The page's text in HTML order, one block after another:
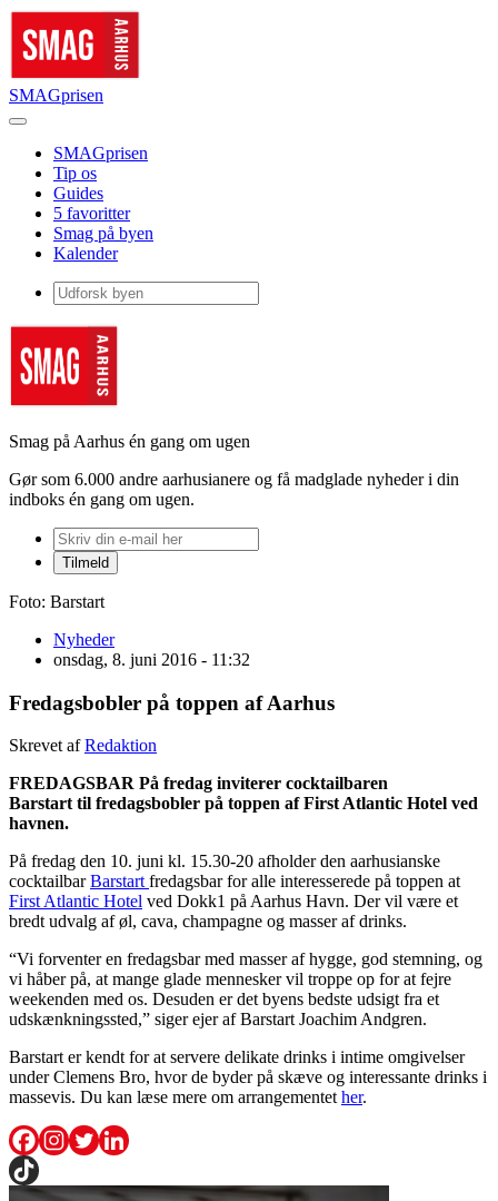
SMAGprisen
SMAGprisen
Tip os
Guides
5 favoritter
Smag på byen
Kalender
Smag på Aarhus én gang om ugen
Gør som 6.000 andre aarhusianere og få madglade nyheder i din
indboks én gang om ugen.
Foto: Barstart
Nyheder
onsdag, 8. juni 2016 - 11:32
Fredagsbobler på toppen af Aarhus
Skrevet afRedaktion
FREDAGSBAR På fredag inviterer cocktailbaren
Barstart til fredagsbobler på toppen af First Atlantic Hotel ved
havnen.
På fredag den 10. juni kl. 15.30-20 afholder den aarhusianske
cocktailbarBarstartfredagsbar for alle interesserede på toppen at
First Atlantic Hotel ved Dokk1 på Aarhus Havn. Der vil være et
bredt udvalg af øl, cava, champagne og masser af drinks.
“Vi forventer en fredagsbar med masser af hygge, god stemning, og
vi håber på, at mange glade mennesker vil troppe op for at fejre
weekenden med os. Desuden er det byens bedste udsigt fra et
udskænkningssted,” siger ejer af Barstart Joachim Andgren.
Barstart er kendt for at servere delikate drinks i intime omgivelser
under Clemens Bro, hvor de byder på skæve og interessante drinks i
massevis. Du kan læse mere om arrangementether.